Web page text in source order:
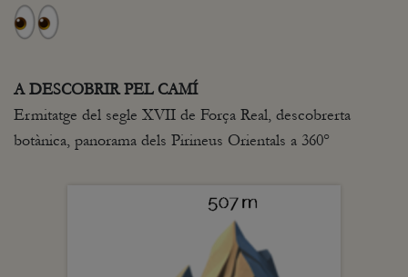
A DESCOBRIR PEL CAMÍ
Ermitatge del segle XVII de Força Real, descobrerta
botànica, panorama dels Pirineus Orientals a 360°